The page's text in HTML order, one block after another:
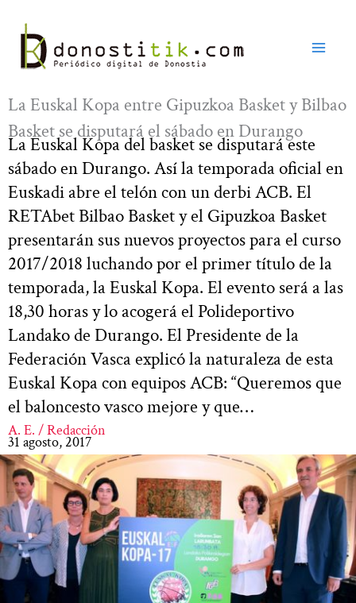
contenido
La Euskal Kopa entre Gipuzkoa Basket y Bilbao
Basket se disputará el sábado en Durango
La Euskal Kopa del basket se disputará este
sábado en Durango. Así la temporada oficial en
Euskadi abre el telón con un derbi ACB. El
RETAbet Bilbao Basket y el Gipuzkoa Basket
presentarán sus nuevos proyectos para el curso
2017/2018 luchando por el primer título de la
temporada, la Euskal Kopa. El evento será a las
18,30 horas y lo acogerá el Polideportivo
Landako de Durango. El Presidente de la
Federación Vasca explicó la naturaleza de esta
Euskal Kopa con equipos ACB: “Queremos que
el baloncesto vasco mejore y que…
A. E. / Redacción
31 agosto, 2017